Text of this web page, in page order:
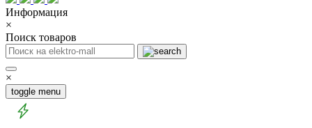
Информация
×
Поиск товаров
×
toggle menu